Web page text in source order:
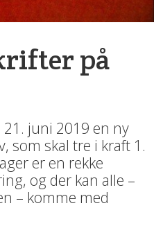
på
juni 2019 en ny
som skal tre i kraft 1.
er en rekke
og der kan alle –
– komme med